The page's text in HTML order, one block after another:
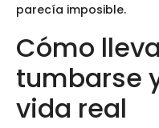
parecía imposible.
Cómo
tumbarse
vida real